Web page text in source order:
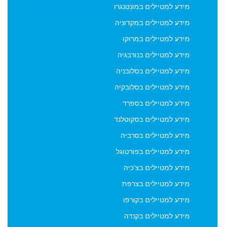
הסכמתו לשימוש בפרטיו כאמור לעיל וכן, ברישום פרטיו וחתימתו
viptraveler.co.il לצורך קבלת דיוור (ניוזלטר) לכתובת המייל שלו -
הסרה מהדיוור ניתן לבצע בכל עת באופן אוטומטי באמצעות
על ידי viptraveler.co.il וכן על ידי שימוש עצמאי במודול
הצטרפות והסרה אשר בעמודה השמאלית של עמוד ארכיון דיוור.
מידע למטיילים במונטנגרו
מידע למטיילים במקדוניה
מידע למטיילים במרוקו
מידע למטיילים בנורבגיה
מידע למטיילים בסלובניה
מידע למטיילים בסלובקיה
מידע למטיילים בספרד
מידע למטיילים בסקוטלנד
מידע למטיילים בסרביה
מידע למטיילים בפורטוגל
מידע למטיילים בצ'כיה
מידע למטיילים בצרפת
מידע למטיילים בקורפו
מידע למטיילים בקנדה